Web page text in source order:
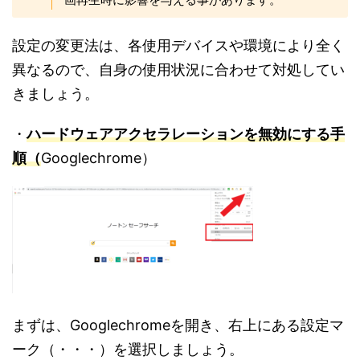
設定の変更法は、各使用デバイスや環境により全く
異なるので、自身の使用状況に合わせて対処してい
きましょう。
・ハードウェアアクセラレーションを無効にする手
順（Googlechrome）
まずは、Googlechromeを開き、右上にある設定マ
ーク（・・・）を選択しましょう。